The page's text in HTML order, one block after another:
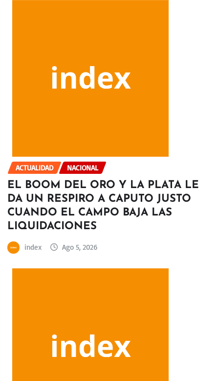
ACTUALIDAD NACIONAL
EL BOOM DEL ORO Y LA PLATA LE
DA UN RESPIRO A CAPUTO JUSTO
CUANDO EL CAMPO BAJA LAS
LIQUIDACIONES
index Ago 5, 2026